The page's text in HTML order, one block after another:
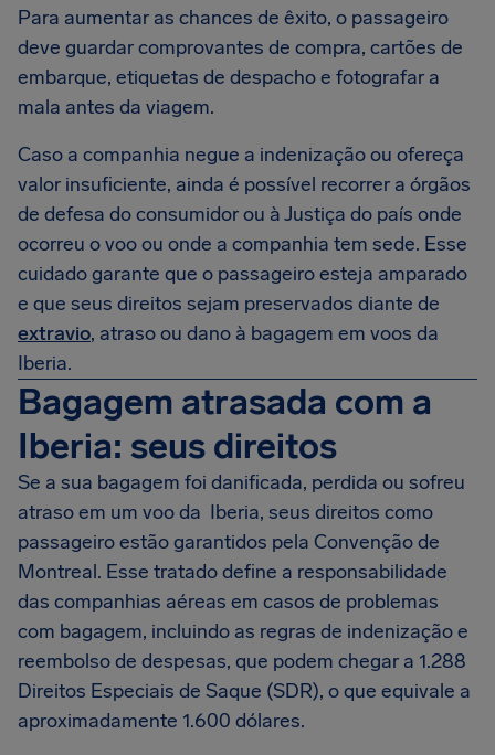
Para aumentar as chances de êxito, o passageiro
deve guardar comprovantes de compra, cartões de
embarque, etiquetas de despacho e fotografar a
mala antes da viagem.
Caso a companhia negue a indenização ou ofereça
valor insuficiente, ainda é possível recorrer a órgãos
de defesa do consumidor ou à Justiça do país onde
ocorreu o voo ou onde a companhia tem sede. Esse
cuidado garante que o passageiro esteja amparado
e que seus direitos sejam preservados diante de
extravio, atraso ou dano à bagagem em voos da
Iberia.
Bagagem atrasada com a
Iberia: seus direitos
Se a sua bagagem foi danificada, perdida ou sofreu
atraso em um voo da Iberia, seus direitos como
passageiro estão garantidos pela Convenção de
Montreal. Esse tratado define a responsabilidade
das companhias aéreas em casos de problemas
com bagagem, incluindo as regras de indenização e
reembolso de despesas, que podem chegar a 1.288
Direitos Especiais de Saque (SDR), o que equivale a
aproximadamente 1.600 dólares.